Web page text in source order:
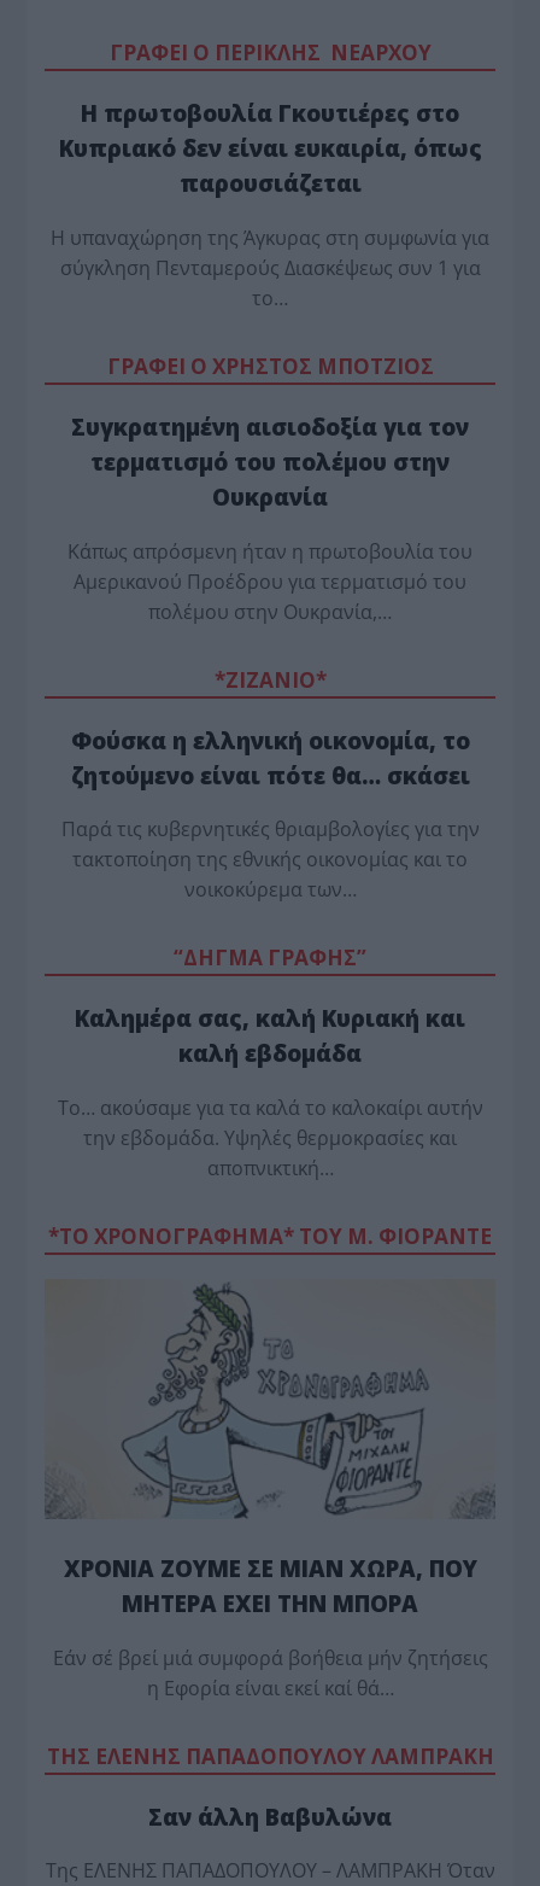
ΓΡΑΦΕΙ Ο ΠΕΡΙΚΛΗΣ ΝΕΑΡΧΟΥ
Η πρωτοβουλία Γκουτιέρες στο
Κυπριακό δεν είναι ευκαιρία, όπως
παρουσιάζεται
Η υπαναχώρηση της Άγκυρας στη συμφωνία για
σύγκληση Πενταμερούς Διασκέψεως συν 1 για
το…
ΓΡΑΦΕΙ Ο ΧΡΗΣΤΟΣ ΜΠΟΤΖΙΟΣ
Συγκρατημένη αισιοδοξία για τον
τερματισμό του πολέμου στην
Ουκρανία
Κάπως απρόσμενη ήταν η πρωτοβουλία του
Αμερικανού Προέδρου για τερματισμό του
πολέμου στην Ουκρανία,…
*ZΙΖΑΝΙΟ*
Φούσκα η ελληνική οικονομία, το
ζητούμενο είναι πότε θα… σκάσει
Παρά τις κυβερνητικές θριαμβολογίες για την
τακτοποίηση της εθνικής οικονομίας και το
νοικοκύρεμα των…
“ΔΗΓΜΑ ΓΡΑΦΗΣ”
Καλημέρα σας, καλή Κυριακή και
καλή εβδομάδα
Το… ακούσαμε για τα καλά το καλοκαίρι αυτήν
την εβδομάδα. Υψηλές θερμοκρασίες και
αποπνικτική…
*ΤΟ ΧΡΟΝΟΓΡΑΦΗΜΑ* ΤΟΥ Μ. ΦΙΟΡΆΝΤΕ
ΧΡΟΝΙΑ ΖΟΥΜΕ ΣΕ ΜΙΑΝ ΧΩΡΑ, ΠΟΥ
ΜΗΤΕΡΑ ΕΧΕΙ ΤΗΝ ΜΠΟΡΑ
Εάν σέ βρεί μιά συμφορά βοήθεια μήν ζητήσεις
η Εφορία είναι εκεί καί θά…
TΗΣ ΕΛΕΝΗΣ ΠΑΠΑΔΟΠΟΥΛΟΥ ΛΑΜΠΡΑΚΗ
Σαν άλλη Βαβυλώνα
Της ΕΛΕΝΗΣ ΠΑΠΑΔΟΠΟΥΛΟΥ – ΛΑΜΠΡΑΚΗ Όταν